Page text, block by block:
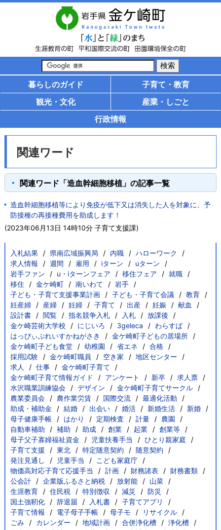
暮らしのガイド
子育て・教育
観光・文化
産業・しごと
行政情報
関連ワード
関連ワード「造血幹細胞移植」の記事一覧
造血幹細胞移植等により免疫が低下又は消失した人を対象に、予
防接種の再接種費用を助成します！
(2023年06月13日 14時10分 子育て支援課)
入札結果 県南広域振興局 内職
ハローワーク
求人情報
週間 雇用 iターン
uターン
岩手ファン
u・iターンフェア 移住フェア
就職
移住
金ケ崎町 南いわて
岩手
子ども・子育て支援事業計画
子ども・子育て会議
教育
妊産婦
産婦 妊婦 子育て 出産 妊娠
献血
設計書
閲覧 指名競争入札 入札
放課後
金ケ崎芸術大学校
にじいろ 3geleca
わらすば
はっぴぃぷれいすかねがさき
金ケ崎町子どもの居場所
金ケ崎町子ども食堂
幼稚園 省エネ
合格
採用試験
金ケ崎町職員 空き家
地区センター
求人
仕事
金ケ崎町子育て
金ケ崎町子育て情報ガイド
アンケート 新卒
求人票
水沢職業訓練協会
デザイン
金ケ崎町子育てサークル
農業委員会
農作業労賃 国際交流
最適化活動
助成・補助金
結婚 出会い 婚活 新婚生活
新婚
母子健康手帳
はかり 定期検査 計量
農園
自動車補助
補助 助成 創業 起業
創業等
母子父子寡婦福祉資金
児童扶養手当
ひとり親家庭
子育て支援
東北 特定随意契約
随意契約
発注見通し
児童手当
こども家庭庁
物価高対応子育て応援手当
計画 財務諸表
財務書類
公会計
企業版ふるさと納税 放射能
山菜
生涯教育
住民税 特別徴収 減災
防災
国土強靭化
辞退届 入札書
子育てアプリ
子育て情報
電子母子手帳 母子モ
リサイクル
ごみ
カレンダー 地域計画 合併浄化槽
浄化槽